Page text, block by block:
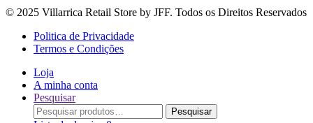
© 2025 Villarrica Retail Store by JFF. Todos os Direitos Reservados
Politica de Privacidade
Termos e Condições
Loja
A minha conta
Pesquisar
Procurar
Pesquisar